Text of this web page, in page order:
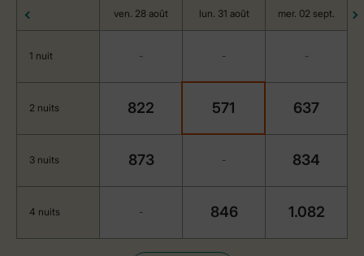
ven. 28 août lun. 31 août mer. 02 sept.
1 nuit - - -
2 nuits 822 571 637
3 nuits 873 - 834
4 nuits - 846 1.082